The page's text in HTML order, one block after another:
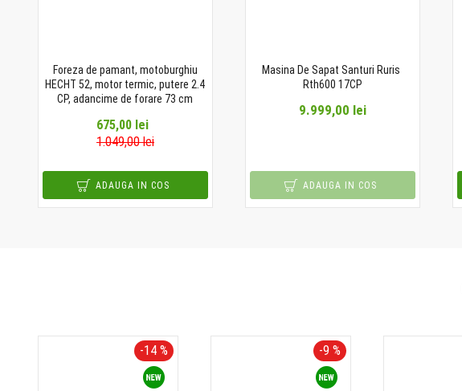
Foreza de pamant, motoburghiu
HECHT 52, motor termic, putere 2.4
CP, adancime de forare 73 cm
675,00 lei
1.049,00 lei
ADAUGA IN COS
Masina De Sapat Santuri Ruris
Rth600 17CP
9.999,00 lei
ADAUGA IN COS
-14 % -9 %